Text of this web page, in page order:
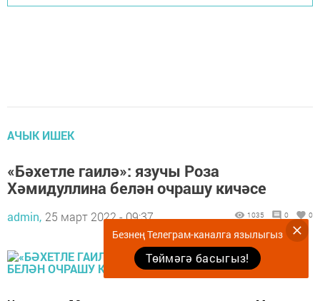
АЧЫК ИШЕК
«Бәхетле гаилә»: язучы Роза
Хәмидуллина белән очрашу кичәсе
admin, 25 март 2022 - 09:37 1035 0 0
Безнең Телеграм-каналга язылыгыз
Төймәгә басыгыз!